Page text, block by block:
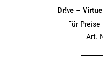
Dr!ve –
Für
Art.-